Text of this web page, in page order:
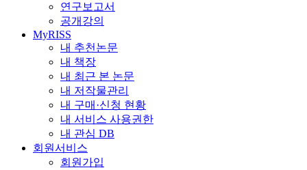
연구보고서
공개강의
MyRISS
내 추천논문
내 책장
내 최근 본 논문
내 저작물관리
내 구매·신청 현황
내 서비스 사용권한
내 관심 DB
회원서비스
회원가입